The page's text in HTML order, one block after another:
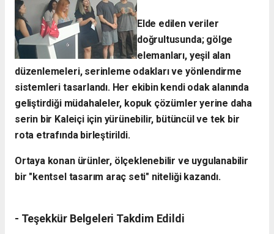
Elde edilen veriler
doğrultusunda; gölge
elemanları, yeşil alan
düzenlemeleri, serinleme odakları ve yönlendirme
sistemleri tasarlandı. Her ekibin kendi odak alanında
geliştirdiği müdahaleler, kopuk çözümler yerine daha
serin bir Kaleiçi için yürünebilir, bütüncül ve tek bir
rota etrafında birleştirildi.
Ortaya konan ürünler, ölçeklenebilir ve uygulanabilir
bir "kentsel tasarım araç seti" niteliği kazandı.
- ​Teşekkür Belgeleri Takdim Edildi